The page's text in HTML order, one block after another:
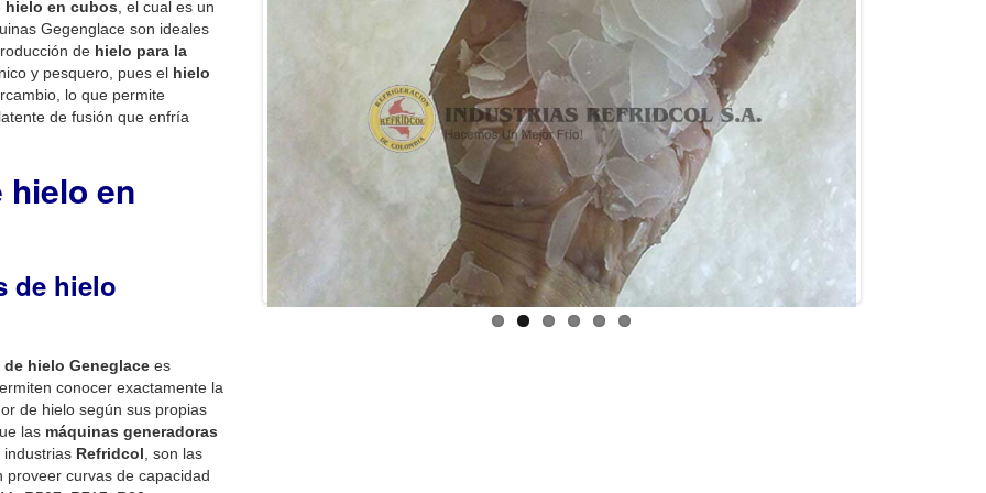
hielo en cubos , el cual es un
Gegenglace son ideales
de hielo para la
y pesquero, pues el hielo
lo que permite
de fusión que enfría
hielo en
de hielo
hielo Geneglacees
conocer exactamente la
de hielo según sus propias
las máquinas generadoras
industrias Refridcol , son las
curvas de capacidad